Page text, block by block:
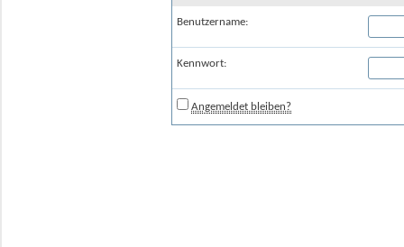
Benutzername:
Kennwort:
Angemeldet bleiben?